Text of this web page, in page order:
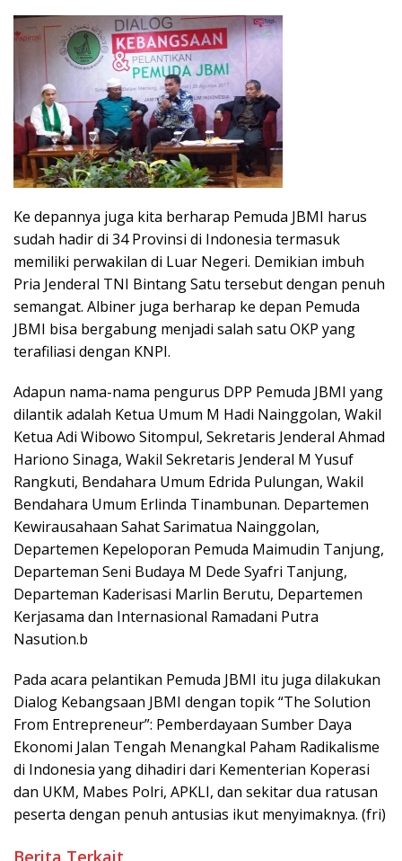
Ke depannya juga kita berharap Pemuda JBMI harus
sudah hadir di 34 Provinsi di Indonesia termasuk
memiliki perwakilan di Luar Negeri. Demikian imbuh
Pria Jenderal TNI Bintang Satu tersebut dengan penuh
semangat. Albiner juga berharap ke depan Pemuda
JBMI bisa bergabung menjadi salah satu OKP yang
terafiliasi dengan KNPI.
Adapun nama-nama pengurus DPP Pemuda JBMI yang
dilantik adalah Ketua Umum M Hadi Nainggolan, Wakil
Ketua Adi Wibowo Sitompul, Sekretaris Jenderal Ahmad
Hariono Sinaga, Wakil Sekretaris Jenderal M Yusuf
Rangkuti, Bendahara Umum Edrida Pulungan, Wakil
Bendahara Umum Erlinda Tinambunan. Departemen
Kewirausahaan Sahat Sarimatua Nainggolan,
Departemen Kepeloporan Pemuda Maimudin Tanjung,
Departeman Seni Budaya M Dede Syafri Tanjung,
Departeman Kaderisasi Marlin Berutu, Departemen
Kerjasama dan Internasional Ramadani Putra
Nasution.b
Pada acara pelantikan Pemuda JBMI itu juga dilakukan
Dialog Kebangsaan JBMI dengan topik “The Solution
From Entrepreneur”: Pemberdayaan Sumber Daya
Ekonomi Jalan Tengah Menangkal Paham Radikalisme
di Indonesia yang dihadiri dari Kementerian Koperasi
dan UKM, Mabes Polri, APKLI, dan sekitar dua ratusan
peserta dengan penuh antusias ikut menyimaknya. (fri)
Berita Terkait